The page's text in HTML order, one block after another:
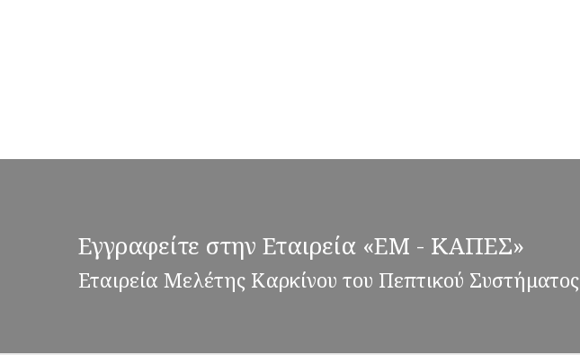
Εγγραφείτε στην Εταιρεία «ΕΜ - ΚΑΠΕΣ»
Εταιρεία Μελέτης Καρκίνου του Πεπτικού Συστήματος